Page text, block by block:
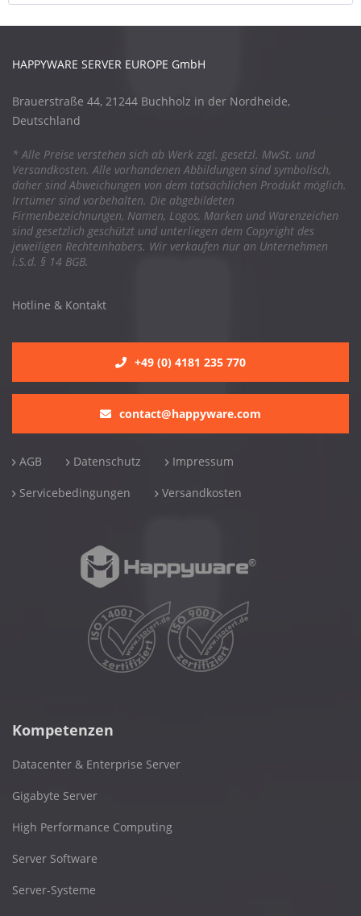
HAPPYWARE SERVER EUROPE GmbH
Brauerstraße 44, 21244 Buchholz in der Nordheide,
Deutschland
* Alle Preise verstehen sich ab Werk zzgl. gesetzl. MwSt. und
Versandkosten. Alle vorhandenen Abbildungen sind symbolisch,
daher sind Abweichungen von dem tatsächlichen Produkt möglich.
Irrtümer sind vorbehalten. Die abgebildeten
Firmenbezeichnungen, Namen, Logos, Marken und Warenzeichen
sind gesetzlich geschützt und unterliegen dem Copyright des
jeweiligen Rechteinhabers. Wir verkaufen nur an Unternehmen
i.S.d. § 14 BGB.
Hotline & Kontakt
+49 (0) 4181 235 770
contact@happyware.com
AGB Datenschutz Impressum
Servicebedingungen Versandkosten
Kompetenzen
Datacenter & Enterprise Server
Gigabyte Server
High Performance Computing
Server Software
Server-Systeme